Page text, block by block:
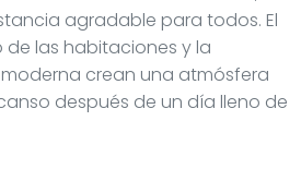
agradable para todos. El
las habitaciones y la
crean una atmósfera
después de un día lleno de